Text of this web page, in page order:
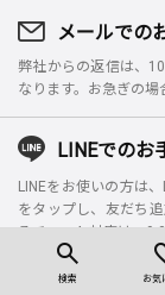
検索 お気
メールでの
弊社からの返信は、
なります。お急ぎの場
LINEでのお
LINEをお使いの方は
をタップし、友だち
るチャット対応は、